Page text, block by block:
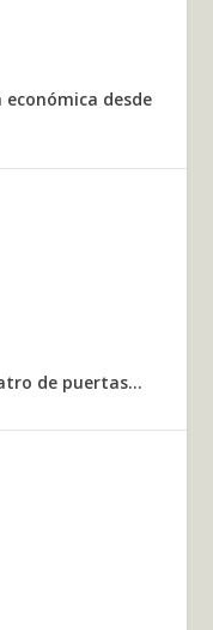
desde
de puertas...